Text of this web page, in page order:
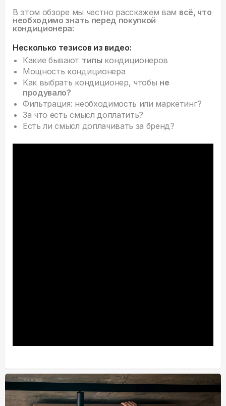
В этом обзоре мы честно расскажем вам всё, что
необходимо знать перед покупкой
кондиционера:
Несколько тезисов из видео:
Какие бывают типы кондиционеров
Мощность кондиционера
Как выбрать кондиционер, чтобы не
продувало?
Фильтрация: необходимость или маркетинг?
За что есть смысл доплатить?
Есть ли смысл доплачивать за бренд?